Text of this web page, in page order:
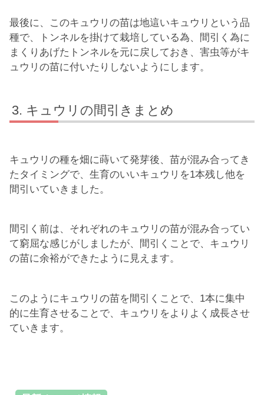
最後に、このキュウリの苗は地這いキュウリという品
種で、トンネルを掛けて栽培している為、間引く為に
まくりあげたトンネルを元に戻しておき、害虫等がキ
ュウリの苗に付いたりしないようにします。
キュウリの間引きまとめ
キュウリの種を畑に蒔いて発芽後、苗が混み合ってき
たタイミングで、生育のいいキュウリを1本残し他を
間引いていきました。
間引く前は、それぞれのキュウリの苗が混み合ってい
て窮屈な感じがしましたが、間引くことで、キュウリ
の苗に余裕ができたように見えます。
このようにキュウリの苗を間引くことで、1本に集中
的に生育させることで、キュウリをよりよく成長させ
ていきます。